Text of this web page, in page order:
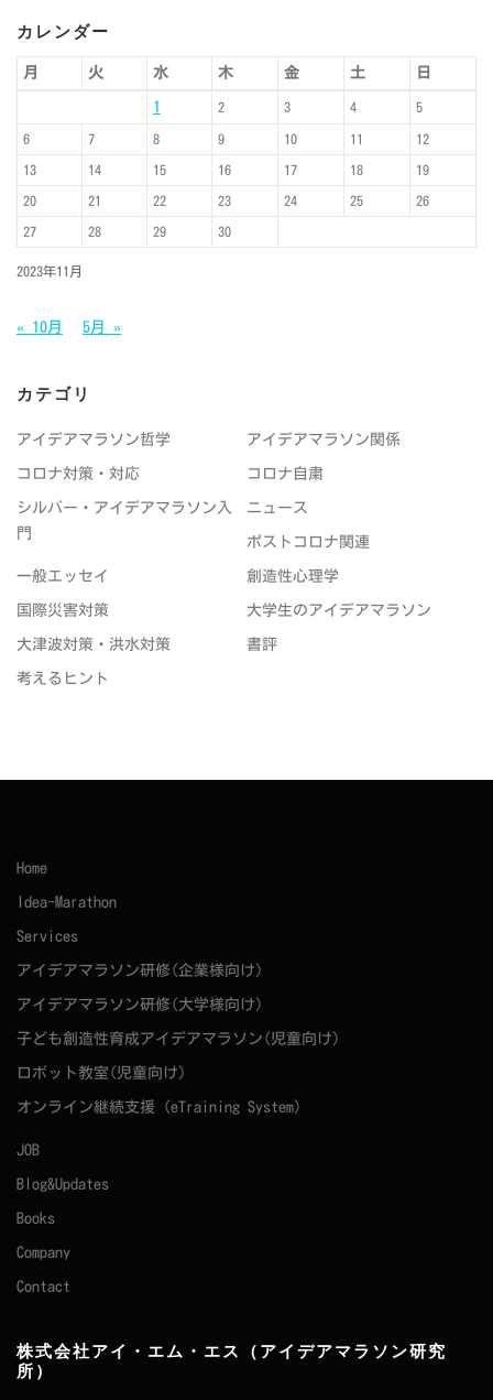
カレンダー
2023年11月
月 火 水 木 金 土 日
1 2 3 4 5
6 7 8 9 10 11 12
13 14 15 16 17 18 19
20 21 22 23 24 25 26
27 28 29 30
« 10月 5月 »
カテゴリ
アイデアマラソン哲学 アイデアマラソン関係
コロナ対策・対応 コロナ自粛
シルバー・アイデアマラソン入
門
ニュース
ポストコロナ関連
一般エッセイ 創造性心理学
国際災害対策 大学生のアイデアマラソン
大津波対策・洪水対策 書評
考えるヒント
Home
Idea-Marathon
Services
アイデアマラソン研修(企業様向け)
アイデアマラソン研修(大学様向け)
子ども創造性育成アイデアマラソン(児童向け)
ロボット教室(児童向け)
オンライン継続支援（eTraining System）
JOB
Blog&Updates
Books
Company
Contact
株式会社アイ・エム・エス（アイデアマラソン研究
所）